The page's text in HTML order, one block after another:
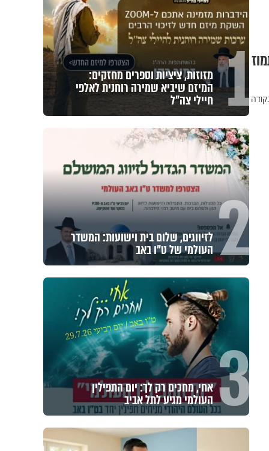
1 מזוזות, ציציות וספרים מחזקים:
המיזם שיביא שמירה רוחנית לאלפי
חיילי צה"ל
2 לזיווגים, שלום בית וישועות: המשדר
העולמי של ט"ו באב
3 אחי, מחכים רק לך: יום התפילין
העולמי מגיע לתל אביב